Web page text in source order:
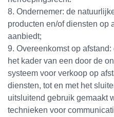
8. Ondernemer: de
producten en/of diensten op
aanbiedt;
9. Overeenkomst op
het kader van een door de
systeem voor verkoop op
diensten, tot en met het
uitsluitend gebruik gemaakt
technieken voor